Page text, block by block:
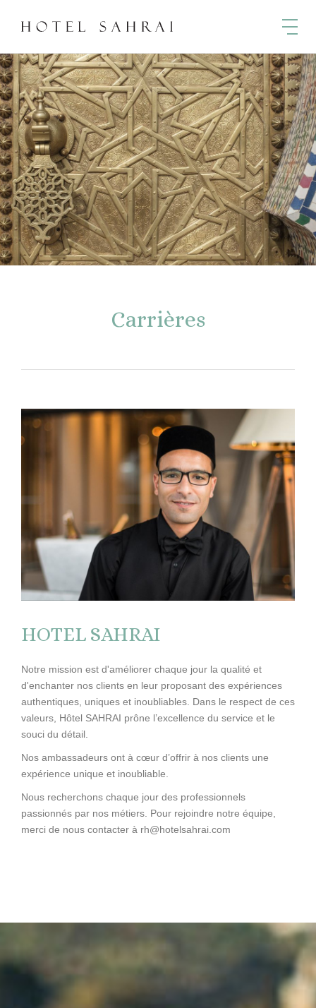
Carrières
HOTEL SAHRAI
Notre mission est d'améliorer chaque jour la qualité et
d'enchanter nos clients en leur proposant des expériences
authentiques, uniques et inoubliables. Dans le respect de ces
valeurs, Hôtel SAHRAI prône l’excellence du service et le
souci du détail.
Nos ambassadeurs ont à cœur d’offrir à nos clients une
expérience unique et inoubliable.
Nous recherchons chaque jour des professionnels
passionnés par nos métiers. Pour rejoindre notre équipe,
merci de nous contacter à rh@hotelsahrai.com